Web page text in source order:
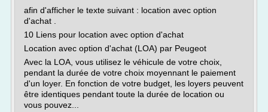
afin d'afficher le texte suivant : location avec option
d'achat .
10 Liens pour location avec option d'achat
Location avec option d'achat (LOA) par Peugeot
Avec la LOA, vous utilisez le véhicule de votre choix,
pendant la durée de votre choix moyennant le paiement
d'un loyer. En fonction de votre budget, les loyers peuvent
être identiques pendant toute la durée de location ou
vous pouvez...